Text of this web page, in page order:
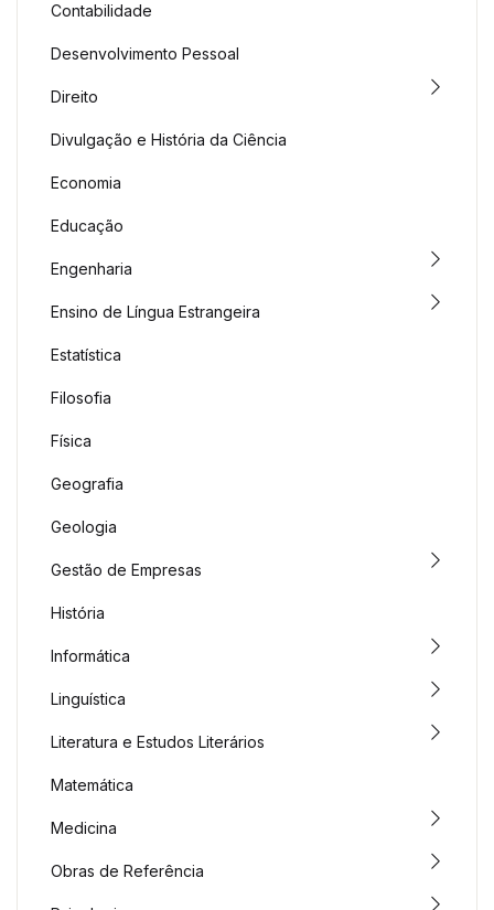
Contabilidade
Desenvolvimento Pessoal
Direito
Divulgação e História da Ciência
Economia
Educação
Engenharia
Ensino de Língua Estrangeira
Estatística
Filosofia
Física
Geografia
Geologia
Gestão de Empresas
História
Informática
Linguística
Literatura e Estudos Literários
Matemática
Medicina
Obras de Referência